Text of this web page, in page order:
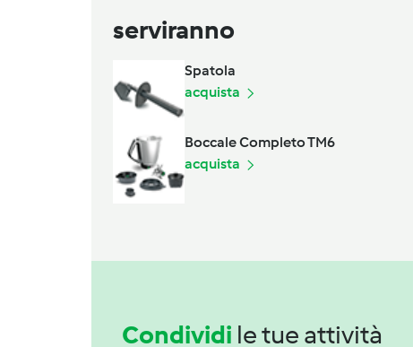
serviranno
Spatola
acquista
Boccale Completo TM6
acquista
Condividi le tue attività